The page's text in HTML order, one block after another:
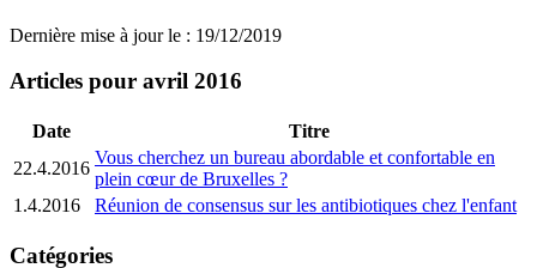
Dernière mise à jour le : 19/12/2019
Articles pour avril 2016
Date
Titre
22.4.2016
Vous cherchez un bureau abordable et confortable en
plein cœur de Bruxelles ?
1.4.2016
Réunion de consensus sur les antibiotiques chez l'enfant
Catégories